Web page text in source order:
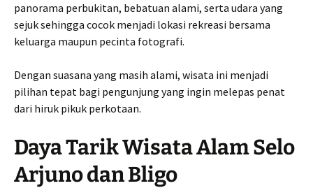
panorama perbukitan, bebatuan alami, serta udara yang
sejuk sehingga cocok menjadi lokasi rekreasi bersama
keluarga maupun pecinta fotografi.
Dengan suasana yang masih alami, wisata ini menjadi
pilihan tepat bagi pengunjung yang ingin melepas penat
dari hiruk pikuk perkotaan.
Daya Tarik Wisata Alam Selo
Arjuno dan Bligo